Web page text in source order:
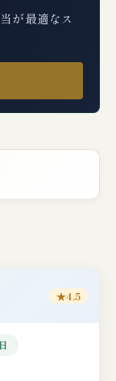
が最適なス
★4.5